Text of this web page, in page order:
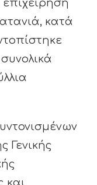
κατά
Γενικής